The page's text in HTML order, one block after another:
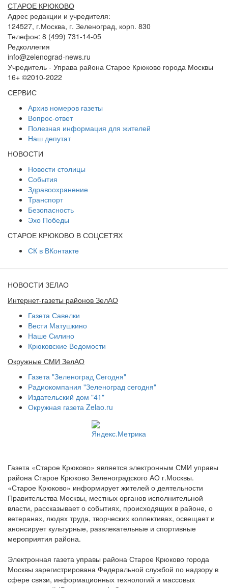
СТАРОЕ КРЮКОВО
Адрес редакции и учредителя:
124527, г.Москва, г. Зеленоград, корп. 830
Телефон: 8 (499) 731-14-05
Редколлегия
info@zelenograd-news.ru
Учредитель - Управа района Старое Крюково города Москвы
16+ ©2010-2022
СЕРВИС
Архив номеров газеты
Вопрос-ответ
Полезная информация для жителей
Наш депутат
НОВОСТИ
Новости столицы
События
Здравоохранение
Транспорт
Безопасность
Эхо Победы
СТАРОЕ КРЮКОВО В СОЦСЕТЯХ
СК в ВКонтакте
НОВОСТИ ЗЕЛАО
Интернет-газеты районов ЗелАО
Газета Савелки
Вести Матушкино
Наше Силино
Крюковские Ведомости
Окружные СМИ ЗелАО
Газета "Зеленоград Сегодня"
Радиокомпания "Зеленоград сегодня"
Издательский дом "41"
Окружная газета Zelao.ru
Газета «Старое Крюково» является электронным СМИ управы
района Старое Крюково Зеленоградского АО г.Москвы.
«Старое Крюково» информирует жителей о деятельности
Правительства Москвы, местных органов исполнительной
власти, рассказывает о событиях, происходящих в районе, о
ветеранах, людях труда, творческих коллективах, освещает и
анонсирует культурные, развлекательные и спортивные
мероприятия района.
Электронная газета управы района Старое Крюково города
Москвы зарегистрирована Федеральной службой по надзору в
сфере связи, информационных технологий и массовых